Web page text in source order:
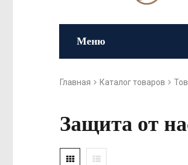
Меню
Главная Каталог товаров
Защита от